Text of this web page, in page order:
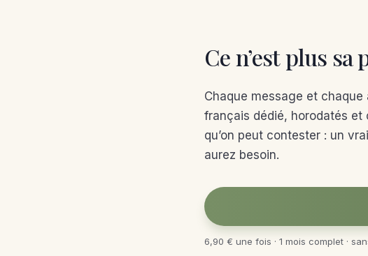
Ce n’est plus
Chaque message et
français dédié, horodatés et
qu’on peut contester : un
aurez besoin.
6,90 € une fois · 1 mois complet ·